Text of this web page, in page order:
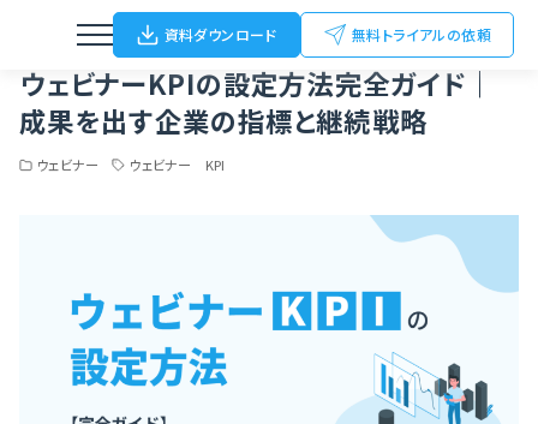
オンライン/ハイブリットイベント
オフラインイベント
展示会（名刺Scan）
資料ダウンロード 無料トライアルの依頼
ブログ ウェビナー ウェビナーKPIの設定方法完全ガイド｜成果を出す企業の指標と継続戦略
ウェビナーKPIの設定方法完全ガイド｜
成果を出す企業の指標と継続戦略
ウェビナー ウェビナー KPI